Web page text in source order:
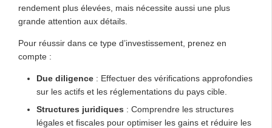
rendement plus élevées, mais nécessite aussi une plus
grande attention aux détails.
Pour réussir dans ce type d’investissement, prenez en
compte :
Due diligence : Effectuer des vérifications approfondies
sur les actifs et les réglementations du pays cible.
Structures juridiques : Comprendre les structures
légales et fiscales pour optimiser les gains et réduire les